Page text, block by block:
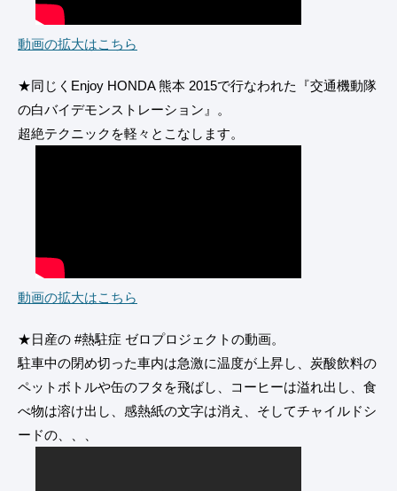
動画の拡大はこちら
★同じくEnjoy HONDA 熊本 2015で行なわれた『交通機動隊
の白バイデモンストレーション』。
超絶テクニックを軽々とこなします。
動画の拡大はこちら
★日産の #熱駐症 ゼロプロジェクトの動画。
駐車中の閉め切った車内は急激に温度が上昇し、炭酸飲料の
ペットボトルや缶のフタを飛ばし、コーヒーは溢れ出し、食
べ物は溶け出し、感熱紙の文字は消え、そしてチャイルドシ
ードの、、、